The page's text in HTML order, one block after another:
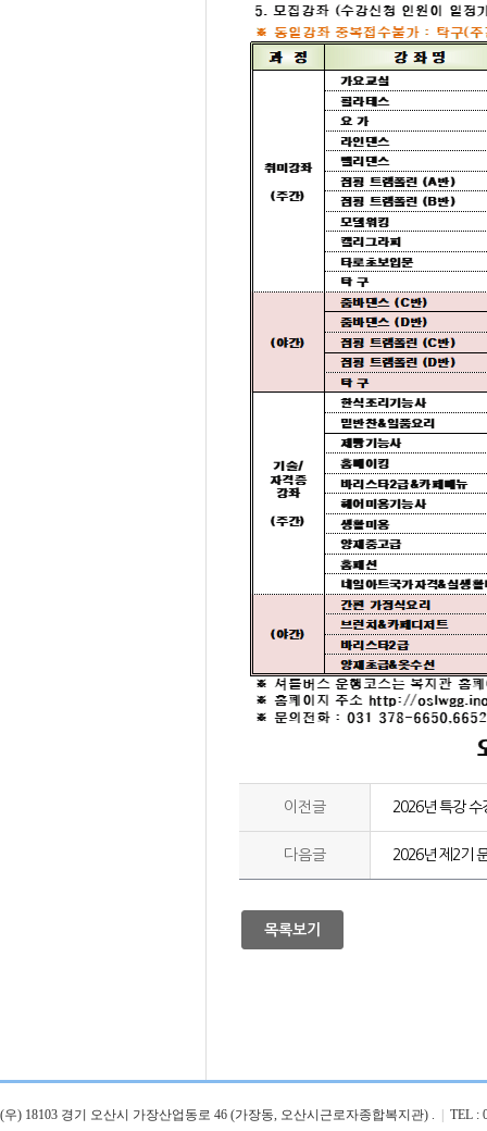
이전글 2026년 특강 수
다음글 2026년 제2기
목록보기
(우) 18103 경기 오산시 가장산업동로 46 (가장동, 오산시근로자종합복지관) .
TEL :